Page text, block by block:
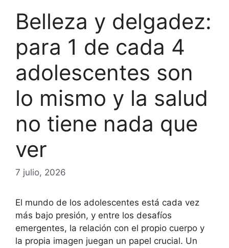
Belleza y delgadez:
para 1 de cada 4
adolescentes son
lo mismo y la salud
no tiene nada que
ver
7 julio, 2026
El mundo de los adolescentes está cada vez
más bajo presión, y entre los desafíos
emergentes, la relación con el propio cuerpo y
la propia imagen juegan un papel crucial. Un